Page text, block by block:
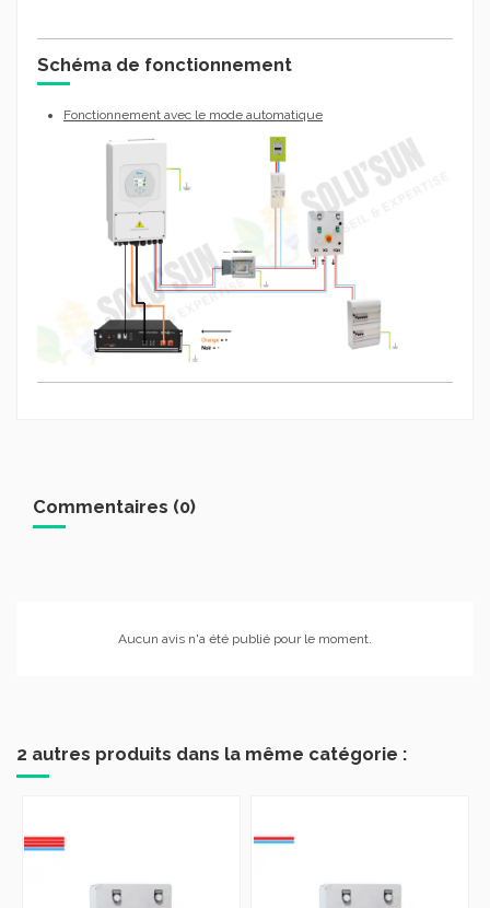
Schéma de fonctionnement
Fonctionnement avec le mode automatique
Commentaires (0)
Aucun avis n'a été publié pour le moment.
2 autres produits dans la même catégorie :